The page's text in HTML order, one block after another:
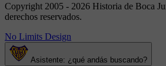
Copyright 2005 - 2026 Historia de Boca
derechos reservados.
No Limits Design
Asistente: ¿qué andás buscando?